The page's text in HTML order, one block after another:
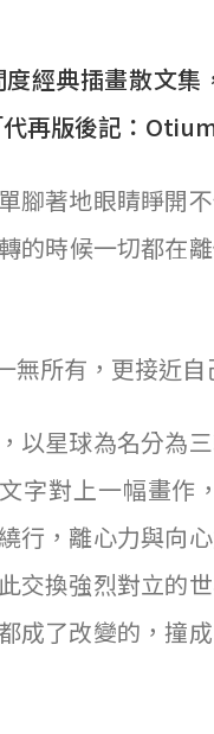
經典插畫散文
再版後記：
腳著地眼睛睜開
的時候一切都
無所有，更接近自
以星球為名分為
字對上一幅畫作
行，離心力與向
交換強烈對立的
成了改變的，撞